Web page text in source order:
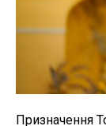
Призначення